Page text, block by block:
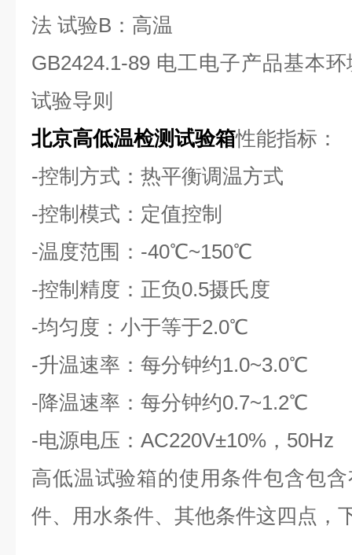
法 试验B：高温
GB2424.1-89 电工电子产品基本
试验导则
北京高低温检测试验箱性能指标：
-控制方式：热平衡调温方式
-控制模式：定值控制
-温度范围：-40℃~150℃
-控制精度：正负0.5摄氏度
-均匀度：小于等于2.0℃
-升温速率：每分钟约1.0~3.0℃
-降温速率：每分钟约0.7~1.2℃
-电源电压：AC220V±10%，50Hz
高低温试验箱的使用条件包含包
件、用水条件、其他条件这四点，